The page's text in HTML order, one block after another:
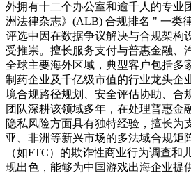
外拥有十二个办公室和逾千人的专业
洲法律杂志》(ALB) 合规排名 " 一类
评选中因在数据争议解决与合规架构
受推崇。擅长服务支付与普惠金融、
全球主要海外区域，典型客户包括多
制药企业及千亿级市值的行业龙头企
境合规路径规划、安全评估协助、合
团队深耕该领域多年，在处理普惠金
隐私风险方面具有独特经验，擅长为
亚、非洲等新兴市场的多法域合规矩
（如FTC）的欺诈性商业行为调查和
现出色，能够为中国游戏出海企业提